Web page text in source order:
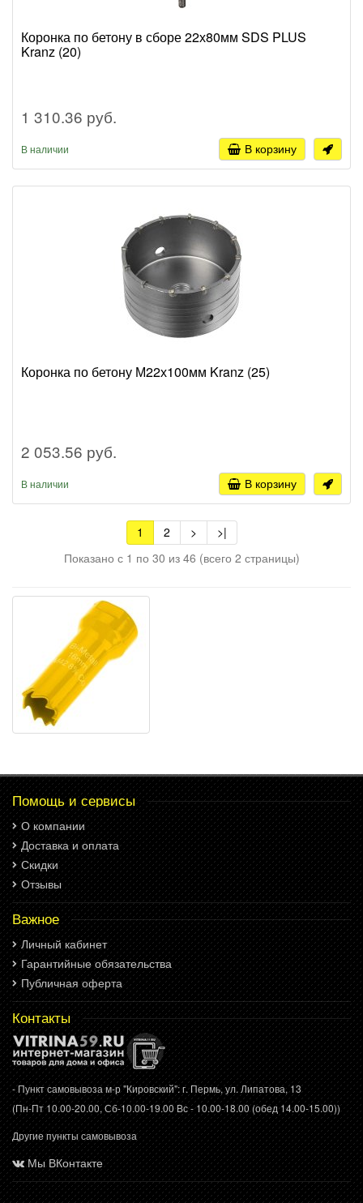
Коронка по бетону в сборе 22х80мм SDS PLUS
Kranz (20)
1 310.36 руб.
В наличии В корзину
Коронка по бетону М22х100мм Kranz (25)
2 053.56 руб.
В наличии В корзину
1 2 >
>|
Показано с 1 по 30 из 46 (всего 2 страницы)
Помощь и сервисы
О компании
Доставка и оплата
Скидки
Отзывы
Важное
Личный кабинет
Гарантийные обязательства
Публичная оферта
Контакты
- Пункт самовывоза м-р "Кировский": г. Пермь, ул. Липатова, 13
(Пн-Пт 10.00-20.00, Сб-10.00-19.00 Вс - 10.00-18.00 (обед 14.00-15.00))
Другие пункты самовывоза
Мы ВКонтакте